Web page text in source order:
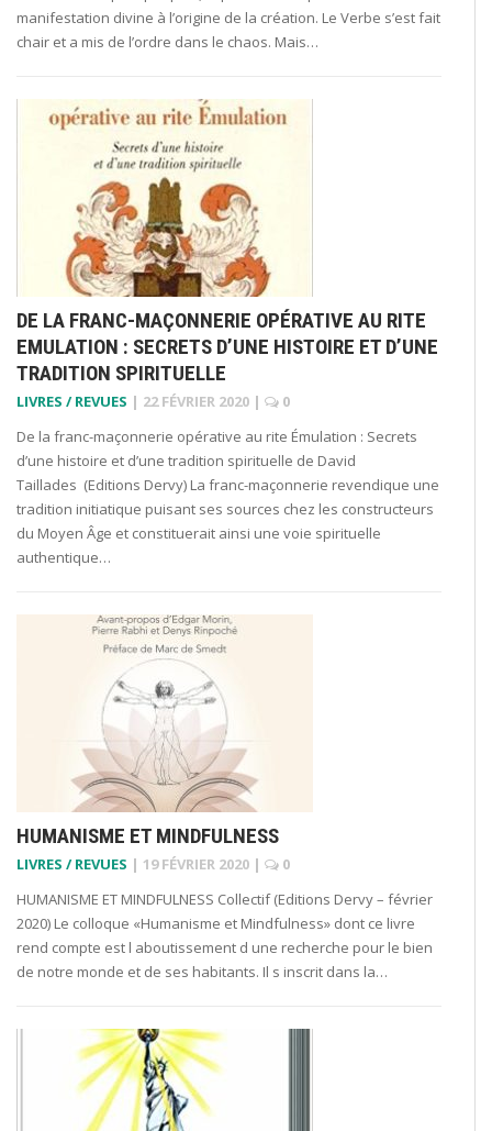
manifestation divine à l’origine de la création. Le Verbe s’est fait
chair et a mis de l’ordre dans le chaos. Mais…
DE LA FRANC-MAÇONNERIE OPÉRATIVE AU RITE
EMULATION : SECRETS D’UNE HISTOIRE ET D’UNE
TRADITION SPIRITUELLE
LIVRES / REVUES | 22 FÉVRIER 2020 |
0
De la franc-maçonnerie opérative au rite Émulation : Secrets
d’une histoire et d’une tradition spirituelle de David
Taillades (Editions Dervy) La franc-maçonnerie revendique une
tradition initiatique puisant ses sources chez les constructeurs
du Moyen Âge et constituerait ainsi une voie spirituelle
authentique…
HUMANISME ET MINDFULNESS
LIVRES / REVUES | 19 FÉVRIER 2020 |
0
HUMANISME ET MINDFULNESS Collectif (Editions Dervy – février
2020) Le colloque «Humanisme et Mindfulness» dont ce livre
rend compte est l aboutissement d une recherche pour le bien
de notre monde et de ses habitants. Il s inscrit dans la…